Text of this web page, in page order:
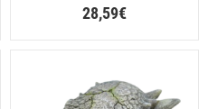
28,59€